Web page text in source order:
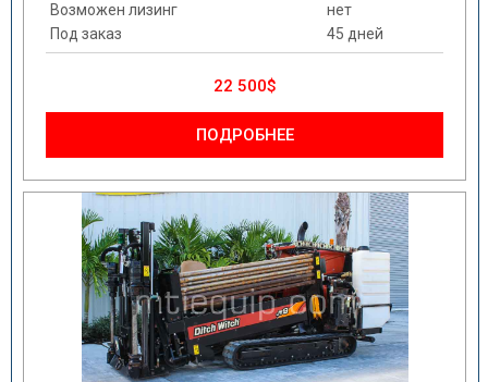
Возможен лизинг
нет
Под заказ
45 дней
22 500$
ПОДРОБНЕЕ